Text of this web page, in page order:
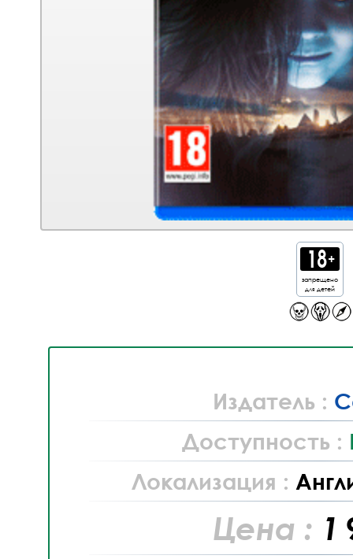
запрещено
для детей
Издатель :
Доступность :
Локализация :
Цена : 1